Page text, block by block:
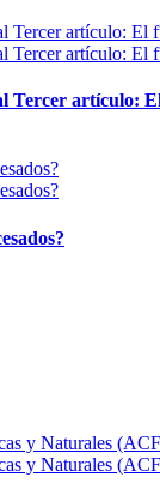
Tercer artículo: